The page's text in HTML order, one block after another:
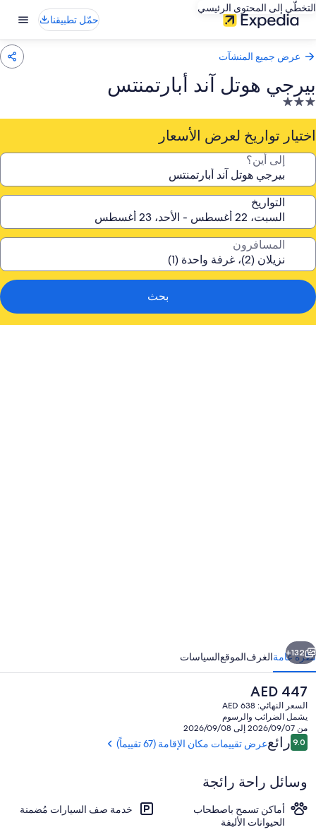
التخطّي إلى المحتوى الرئيسي
حمّل تطبيقنا
عرض جميع المنشآت
بيرجي هوتل آند أبارتمنتس
منشأة
فندقية
مصنفة
3.0
اختيار تواريخ لعرض الأسعار
إلى أين؟
التواريخ
المسافرون
بحث
صالة استقبال
التالي
132+
نظرة عامةالغرفالموقعالسياسات
السعر
الحالي
هو
AED
447
AED 447
السعر النهائي: AED 638
يشمل الضرائب والرسوم
من 2026/09/07 إلى 2026/09/08
التقييمات
9.09.0 من 10رائععرض تقييمات مكان الإقامة (67 تقييماً)
وسائل راحة رائجة
أماكن تسمح باصطحاب
الحيوانات الأليفة
خدمة صف السيارات مُضمنة